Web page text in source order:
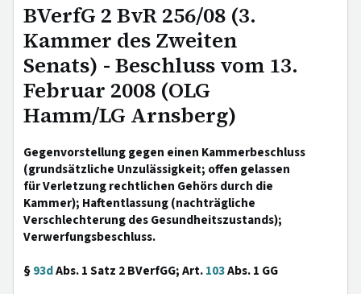
BVerfG 2 BvR 256/08 (3.
Kammer des Zweiten
Senats) - Beschluss vom 13.
Februar 2008 (OLG
Hamm/LG Arnsberg)
Gegenvorstellung gegen einen Kammerbeschluss
(grundsätzliche Unzulässigkeit; offen gelassen
für Verletzung rechtlichen Gehörs durch die
Kammer); Haftentlassung (nachträgliche
Verschlechterung des Gesundheitszustands);
Verwerfungsbeschluss.
§93dAbs. 1 Satz 2 BVerfGG; Art.103Abs. 1 GG